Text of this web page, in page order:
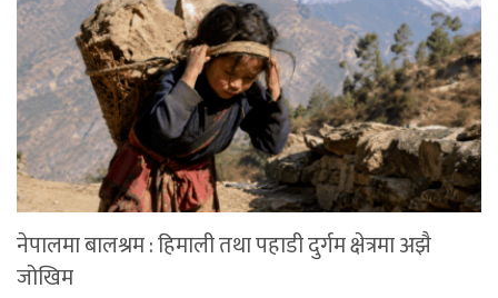
नेपालमा बालश्रम : हिमाली तथा पहाडी दुर्गम क्षेत्रमा अझै
जोखिम